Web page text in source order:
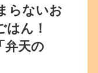
らないお
はん！
天の